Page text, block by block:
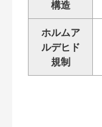
構造
ホルムア
ルデヒド
規制